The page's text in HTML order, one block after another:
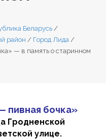
Беларусь /
район / Город Лида /
— в память о старинном
пивная бочка»
Гродненской
улице.